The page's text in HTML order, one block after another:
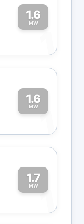
1.6
MW
1
1.6
MW1
1.7
MW1